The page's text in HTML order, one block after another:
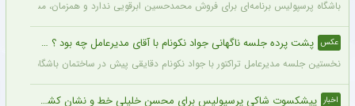
باشگاه پرسپولیس برنامه‌ای برای فروش محمدحسین ابرقویی ندارد و همزمان، مسئولان
عکس پشت پرده جلسه ناگهانی جواد نکونام با آقای مدیرعامل چه بود ؟ + عکس
نخستین جلسه مدیرعامل تراکتور با جواد نکونام دقایقی پیش در ساختمان باشگاه برگزار
اخبار پیشکسوت شاکی پرسپولیس برای محسن خلیلی خط و نشان کشید + جزئیات